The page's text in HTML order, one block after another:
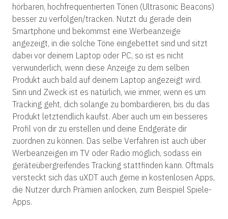
hörbaren, hochfrequentierten Tönen (Ultrasonic Beacons)
besser zu verfolgen/tracken. Nutzt du gerade dein
Smartphone und bekommst eine Werbeanzeige
angezeigt, in die solche Töne eingebettet sind und sitzt
dabei vor deinem Laptop oder PC, so ist es nicht
verwunderlich, wenn diese Anzeige zu dem selben
Produkt auch bald auf deinem Laptop angezeigt wird.
Sinn und Zweck ist es natürlich, wie immer, wenn es um
Tracking geht, dich solange zu bombardieren, bis du das
Produkt letztendlich kaufst. Aber auch um ein besseres
Profil von dir zu erstellen und deine Endgeräte dir
zuordnen zu können. Das selbe Verfahren ist auch über
Werbeanzeigen im TV oder Radio möglich, sodass ein
geräteübergreifendes Tracking stattfinden kann. Oftmals
versteckt sich das uXDT auch gerne in kostenlosen Apps,
die Nutzer durch Prämien anlocken, zum Beispiel Spiele-
Apps.